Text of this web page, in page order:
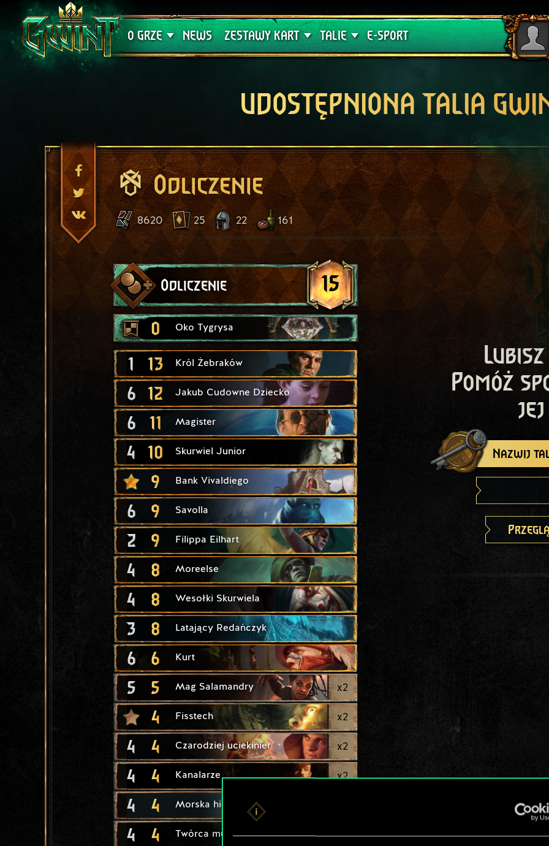
O GRZE
Wsparcie techniczne
NEWS ZESTAWY KART
Krwawa Klątwa
TALIE
Poradniki
E-SPORT
UDOSTĘPNIONA TALIA
Odliczenie
8620 25 22 161
Odliczenie 15
0 Oko Tygrysa
1 13 Król Żebraków
6 12 Jakub Cudowne Dziecko
6 11 Magister
4 10 Skurwiel Junior
9 Bank Vivaldiego
6 9 Savolla
2 9 Filippa Eilhart
4 8 Moreelse
4 8 Wesołki Skurwiela
3 8 Latający Redańczyk
6 6 Kurt
5 5 Mag Salamandry x2
4 Fisstech x2
4 4 Czarodziej uciekinier x2
4 4 Kanalarze x2
4 4 Morska hiena
4 4 Twórca mutantów x2
Pomóż
jej
Nazwij